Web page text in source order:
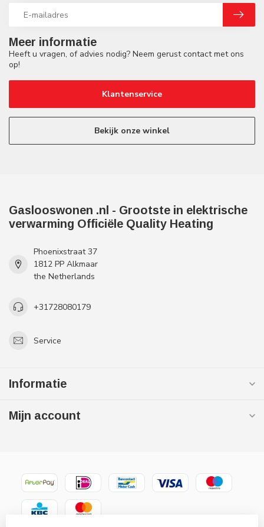
Meer informatie
Heeft u vragen, of advies nodig? Neem gerust contact met ons
op!
Klantenservice
Bekijk onze winkel
Gaslooswonen .nl - Grootste in elektrische
verwarming Officiële Quality Heating
Phoenixstraat 37
1812 PP Alkmaar
the Netherlands
+31728080179
Service
Informatie
Mijn account